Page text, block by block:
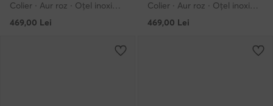
Colier · Aur roz · Oțel inoxidabil
469,00 Lei
Colier · Aur roz · Oțel inoxidabil
469,00 Lei